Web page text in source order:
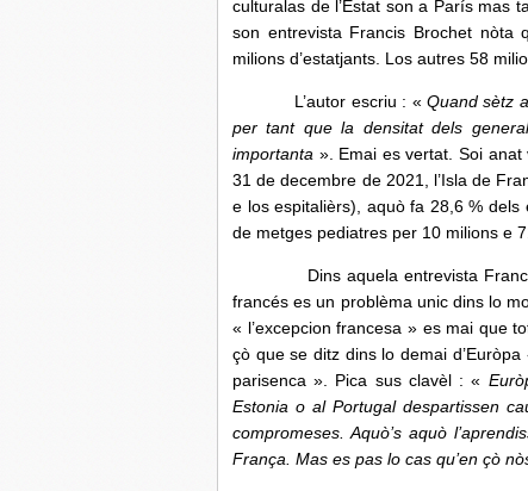
culturalas de l’Estat son a París mas
son entrevista Francis Brochet
milions d’estatjants. Los autres 58
L’autor escriu : « Quand sètz
per tant que la densitat dels
importanta ». Emai es vertat. Soi
31 de decembre de 2021, l’Isla de
e los espitalièrs), aquò fa 28,6 % dels
de metges pediatres per 10 milions e
Dins aquela entrevista
francés es un problèma unic dins lo
« l’excepcion francesa » es mai que
çò que se ditz dins lo demai
parisenca ». Pica sus clavèl : «
Estonia o al Portugal despartissen
compromeses. Aquò’s aquò
França. Mas es pas lo cas qu’en çò